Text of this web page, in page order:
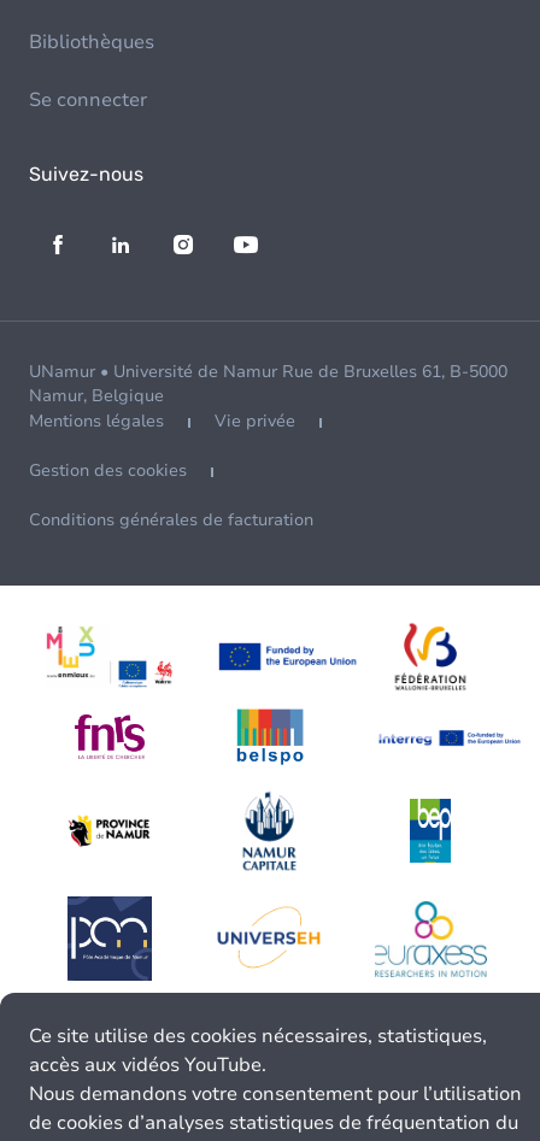
Bibliothèques
Se connecter
Suivez-nous
UNamur • Université de Namur Rue de Bruxelles 61, B-5000
Namur, Belgique
Mentions légales
Vie privée
Gestion des cookies
Conditions générales de facturation
Ce site utilise des cookies nécessaires, statistiques,
accès aux vidéos YouTube.
Nous demandons votre consentement pour l’utilisation
de cookies d’analyses statistiques de fréquentation du